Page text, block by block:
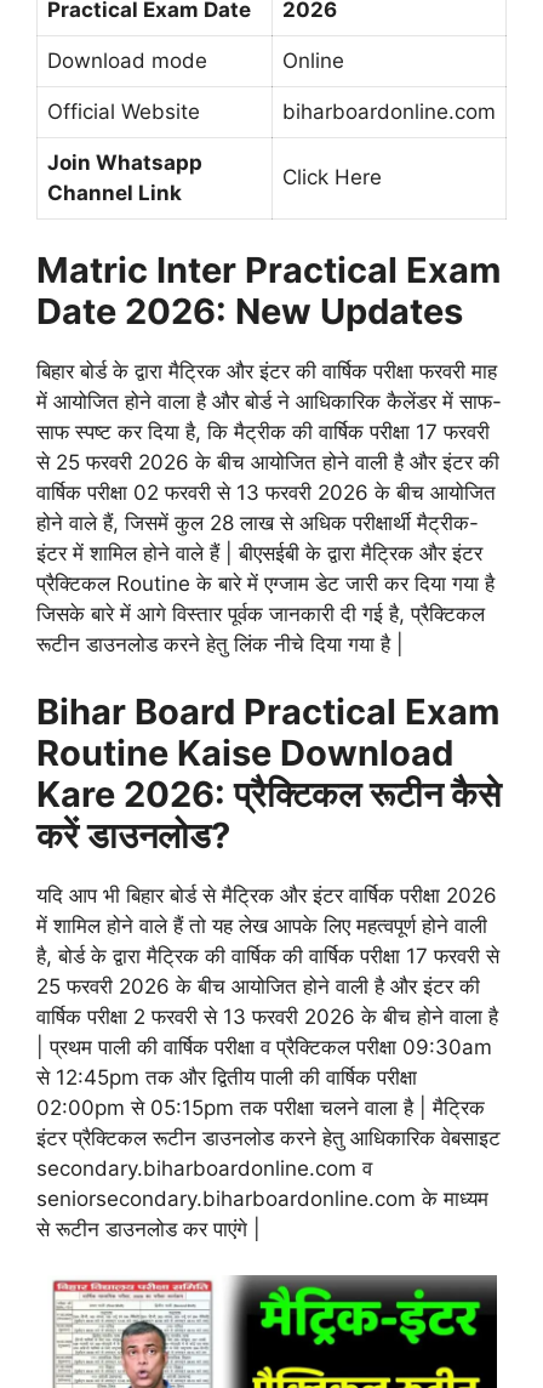
Practical Exam Date 2026
Download mode Online
Official Website biharboardonline.com
Join Whatsapp
Channel Link
Click Here
Matric Inter Practical Exam
Date 2026: New Updates
बिहार बोर्ड के द्वारा मैट्रिक और इंटर की वार्षिक परीक्षा फरवरी माह
में आयोजित होने वाला है और बोर्ड ने आधिकारिक कैलेंडर में साफ-
साफ स्पष्ट कर दिया है, कि मैट्रीक की वार्षिक परीक्षा 17 फरवरी
से 25 फरवरी 2026 के बीच आयोजित होने वाली है और इंटर की
वार्षिक परीक्षा 02 फरवरी से 13 फरवरी 2026 के बीच आयोजित
होने वाले हैं, जिसमें कुल 28 लाख से अधिक परीक्षार्थी मैट्रीक-
इंटर में शामिल होने वाले हैं | बीएसईबी के द्वारा मैट्रिक और इंटर
प्रैक्टिकल Routine के बारे में एग्जाम डेट जारी कर दिया गया है
जिसके बारे में आगे विस्तार पूर्वक जानकारी दी गई है, प्रैक्टिकल
रूटीन डाउनलोड करने हेतु लिंक नीचे दिया गया है |
Bihar Board Practical Exam
Routine Kaise Download
Kare 2026: प्रैक्टिकल रूटीन कैसे
करें डाउनलोड?
यदि आप भी बिहार बोर्ड से मैट्रिक और इंटर वार्षिक परीक्षा 2026
में शामिल होने वाले हैं तो यह लेख आपके लिए महत्वपूर्ण होने वाली
है, बोर्ड के द्वारा मैट्रिक की वार्षिक की वार्षिक परीक्षा 17 फरवरी से
25 फरवरी 2026 के बीच आयोजित होने वाली है और इंटर की
वार्षिक परीक्षा 2 फरवरी से 13 फरवरी 2026 के बीच होने वाला है
| प्रथम पाली की वार्षिक परीक्षा व प्रैक्टिकल परीक्षा 09:30am
से 12:45pm तक और द्वितीय पाली की वार्षिक परीक्षा
02:00pm से 05:15pm तक परीक्षा चलने वाला है | मैट्रिक
इंटर प्रैक्टिकल रूटीन डाउनलोड करने हेतु आधिकारिक वेबसाइट
secondary.biharboardonline.com व
seniorsecondary.biharboardonline.com के माध्यम
से रूटीन डाउनलोड कर पाएंगे |